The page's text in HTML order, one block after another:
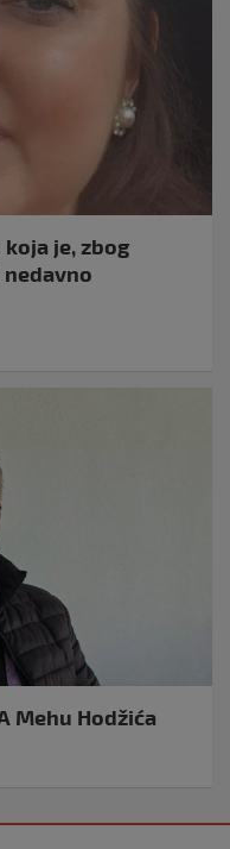
je, zbog
Mehu Hodžića